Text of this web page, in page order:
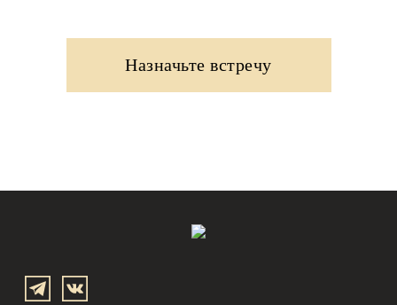
Назначьте встречу